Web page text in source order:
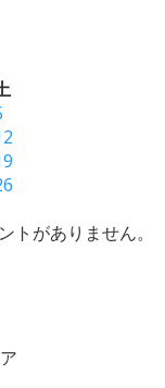
トがありません。